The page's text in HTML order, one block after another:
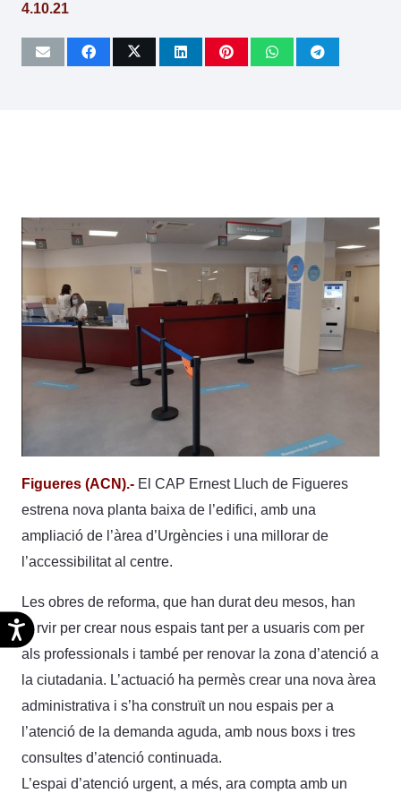
Accesibilidad
4.10.21
Figueres (ACN).- El CAP Ernest Lluch de Figueres
estrena nova planta baixa de l’edifici, amb una
ampliació de l’àrea d’Urgències i una millorar de
l’accessibilitat al centre.
Les obres de reforma, que han durat deu mesos, han
servir per crear nous espais tant per a usuaris com per
als professionals i també per renovar la zona d’atenció a
la ciutadania. L’actuació ha permès crear una nova àrea
administrativa i s’ha construït un nou espais per a
l’atenció de la demanda aguda, amb nous boxs i tres
consultes d’atenció continuada.
L’espai d’atenció urgent, a més, ara compta amb un